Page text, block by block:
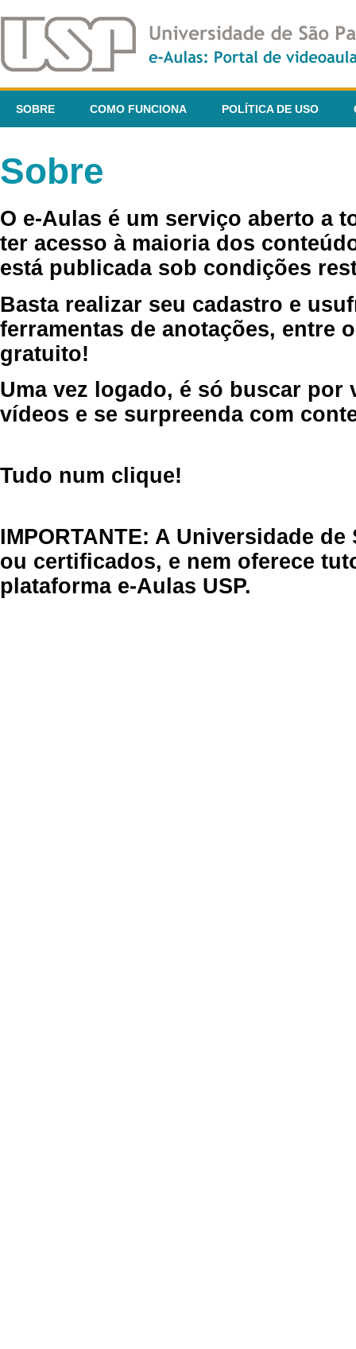
SOBRE COMO FUNCIONA POLÍTICA DE USO
Sobre
O e-Aulas é um serviço aberto a
ter acesso à maioria dos
está publicada sob condições
Basta realizar seu cadastro e
ferramentas de anotações, entre
gratuito!
Uma vez logado, é só buscar por
vídeos e se surpreenda com
Tudo num clique!
IMPORTANTE: A Universidade
ou certificados, e nem oferece
plataforma e-Aulas USP.